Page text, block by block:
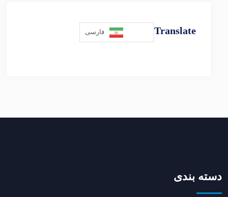
Translate فارسی
دسته بندی